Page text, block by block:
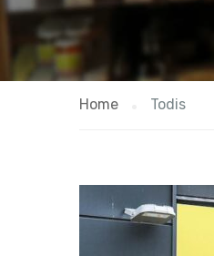
Home Todis